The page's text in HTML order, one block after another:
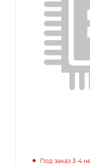
Под заказ 3-4